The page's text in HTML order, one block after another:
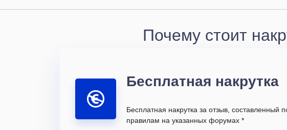
Почему стоит
Бесплатная накрутка
Бесплатная накрутка за отзыв, составленный
правилам на указанных форумах *